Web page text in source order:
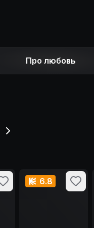
Про любовь
6.8